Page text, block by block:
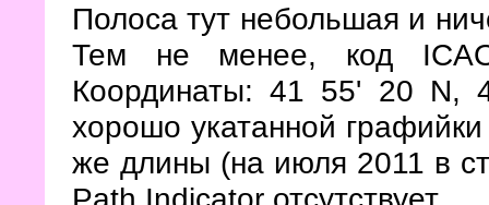
Полоса тут небольшая и
Тем не менее, код
Координаты: 41 55' 20 N,
хорошо укатанной
же длины (на июля 2011 в